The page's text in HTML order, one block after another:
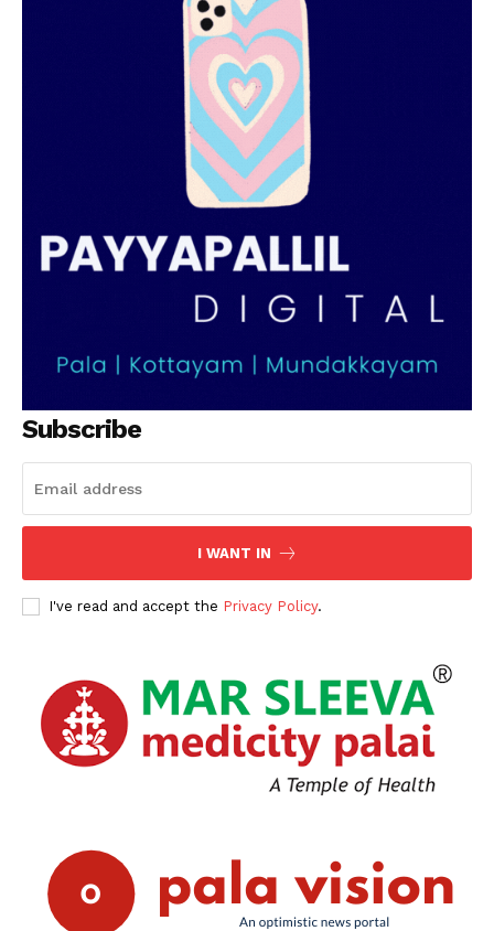
Subscribe
I WANT IN
I've read and accept the Privacy Policy.